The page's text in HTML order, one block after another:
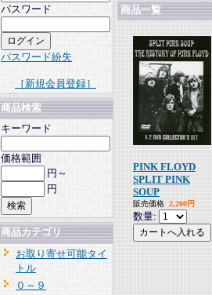
パスワード
パスワード紛失
［新規会員登録］
商品検索
キーワード
価格範囲
円～
円
商品カテゴリ
お取り寄せ可能タイ
トル
０～９
商品一覧
PINK FLOYD
SPLIT PINK
SOUP
販売価格 2,200円
数量: